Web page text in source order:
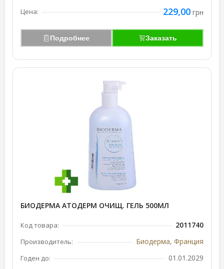
Цена: 229,00 грн
Подробнее Заказать
БИОДЕРМА АТОДЕРМ ОЧИЩ. ГЕЛЬ 500МЛ
Код товара: 2011740
Производитель: Биодерма, Франция
Годен до: 01.01.2029